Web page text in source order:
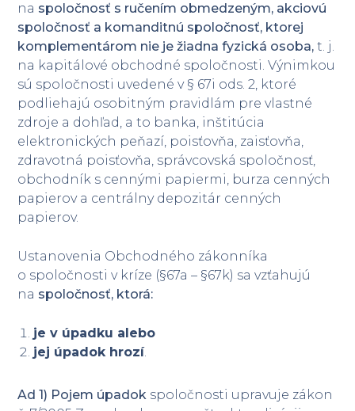
na spoločnosť s ručením obmedzeným, akciovú
spoločnosť a komanditnú spoločnosť, ktorej
komplementárom nie je žiadna fyzická osoba, t. j.
na kapitálové obchodné spoločnosti. Výnimkou
sú spoločnosti uvedené v § 67i ods. 2, ktoré
podliehajú osobitným pravidlám pre vlastné
zdroje a dohľad, a to banka, inštitúcia
elektronických peňazí, poisťovňa, zaisťovňa,
zdravotná poisťovňa, správcovská spoločnosť,
obchodník s cennými papiermi, burza cenných
papierov a centrálny depozitár cenných
papierov.
Ustanovenia Obchodného zákonníka
o spoločnosti v kríze (§67a – §67k) sa vzťahujú
na spoločnosť, ktorá:
je v úpadku alebo
jej úpadok hrozí.
Ad 1) Pojem úpadok spoločnosti upravuje zákon